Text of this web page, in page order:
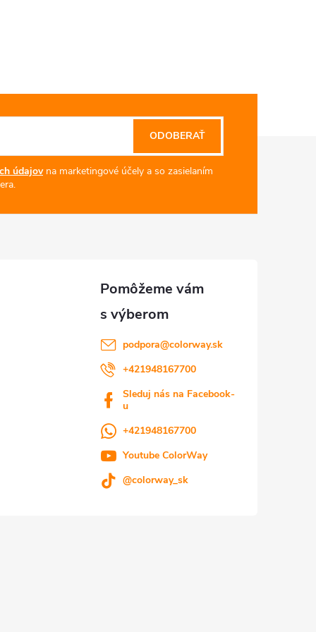
údajovna marketingové účely a so zasielaním
ODOBERAŤ
podpora@colorway.sk
+421948167700
Sleduj nás na Facebook-
u
+421948167700
Youtube ColorWay
@colorway_sk